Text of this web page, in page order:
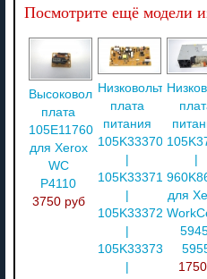
Посмотрите ещё модели
Высоковольтная
плата
105E11760
для Xerox
WC
P4110
3750 руб
Низковольтная
плата
питания
105K33370
105K33371
105K33372
105K33373
для